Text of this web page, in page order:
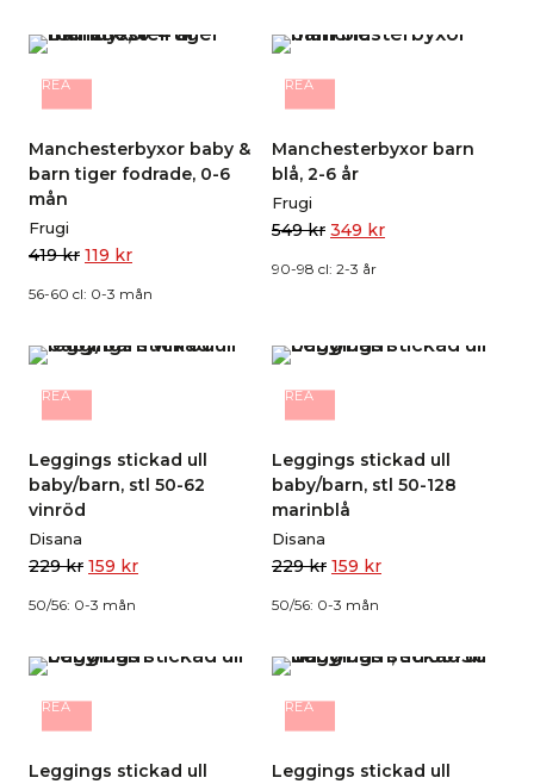
REA
Manchesterbyxor baby &
barn tiger fodrade, 0-6
mån
Frugi
419kr 119 kr
56-60 cl: 0-3 mån
REA
Manchesterbyxor barn
blå, 2-6 år
Frugi
549kr 349 kr
90-98 cl: 2-3 år
REA
Leggings stickad ull
baby/barn, stl 50-62
vinröd
Disana
229kr 159 kr
50/56: 0-3 mån
REA
Leggings stickad ull
baby/barn, stl 50-128
marinblå
Disana
229kr 159 kr
50/56: 0-3 mån
REA
Leggings stickad ull
REA
Leggings stickad ull